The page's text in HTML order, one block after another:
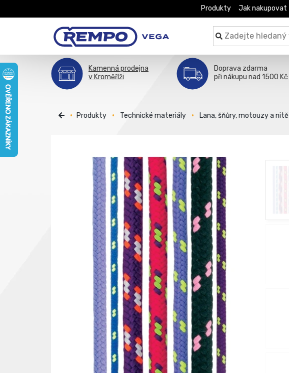
Produkty Jak nakupovat
Kamenná prodejna
v Kroměříži
Doprava zdarma
při nákupu nad 1500 Kč
Produkty Technické materiály Lana, šňůry, motouzy a nitě